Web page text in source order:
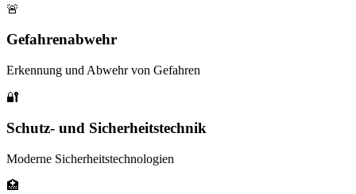
🚨
Gefahrenabwehr
Erkennung und Abwehr von Gefahren
🔐
Schutz- und Sicherheitstechnik
Moderne Sicherheitstechnologien
🏥